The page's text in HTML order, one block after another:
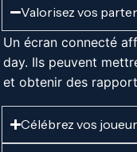
Valorisez vos
Un écran connecté
day. Ils peuvent
et obtenir des
Célébrez vos